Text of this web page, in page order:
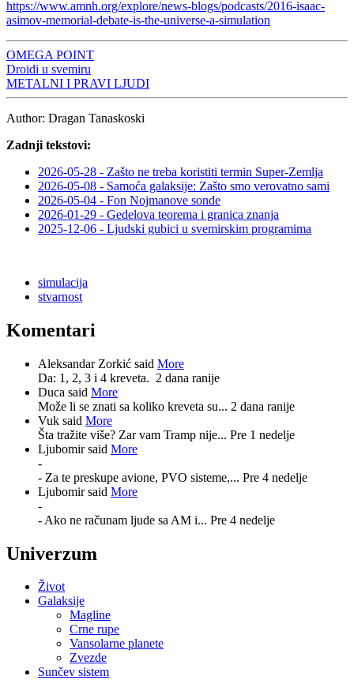
https://www.amnh.org/explore/news-blogs/podcasts/2016-isaac-
asimov-memorial-debate-is-the-universe-a-simulation
OMEGA POINT
Droidi u svemiru
METALNI I PRAVI LJUDI
Author: Dragan Tanaskoski
Zadnji tekstovi:
2026-05-28 - Zašto ne treba koristiti termin Super-Zemlja
2026-05-08 - Samoća galaksije: Zašto smo verovatno sami
2026-05-04 - Fon Nojmanove sonde
2026-01-29 - Gedelova teorema i granica znanja
2025-12-06 - Ljudski gubici u svemirskim programima
simulacija
stvarnost
Komentari
Aleksandar Zorkić said More
Da: 1, 2, 3 i 4 kreveta. 2 dana ranije
Duca said More
Može li se znati sa koliko kreveta su... 2 dana ranije
Vuk said More
Šta tražite više? Zar vam Tramp nije... Pre 1 nedelje
Ljubomir said More
-
- Za te preskupe avione, PVO sisteme,... Pre 4 nedelje
Ljubomir said More
-
- Ako ne računam ljude sa AM i... Pre 4 nedelje
Univerzum
Život
Galaksije
Magline
Crne rupe
Vansolarne planete
Zvezde
Sunčev sistem